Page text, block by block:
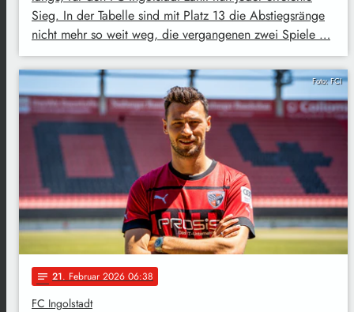
Sieg. In der Tabelle sind mit Platz 13 die Abstiegsränge
nicht mehr so weit weg, die vergangenen zwei Spiele …
Foto: FCI
notes 21. Februar 2026 06:38
FC Ingolstadt